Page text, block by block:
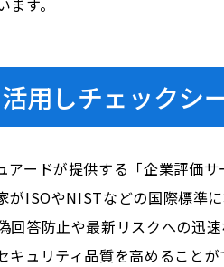
す。
用しチェックシ
アードが提供する「企業評価
がISOやNISTなどの国際標準
回答防止や最新リスクへの迅
キュリティ品質を高めること